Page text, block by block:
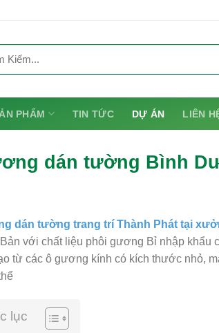
PHẨM TIN TỨC DỰ ÁN LIÊN
dán tường Bình
dán tường trang trí Thành Phát tại
với chất liệu phôi gương Bỉ nhập khẩu
từ các ô gương kính có kích thước nhỏ,
lục